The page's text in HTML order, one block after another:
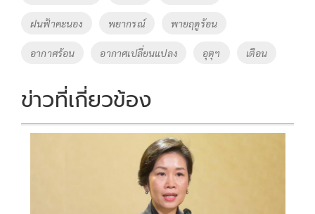
ฝนฟ้าคะนอง พยากรณ์ พายฤดูร้อน
อากาศร้อน อากาศเปลี่ยนแปลง อุตุฯ เตือน
ข่าวที่เกี่ยวข้อง